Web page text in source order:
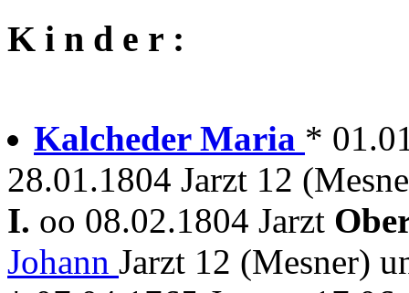
K i n d e r :
Kalcheder Maria *
28.01.1804 Jarzt 12
I. oo 08.02.1804 Jarzt
Johann Jarzt 12 (Mesner)